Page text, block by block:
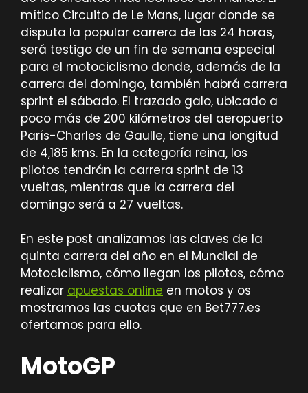
mítico Circuito de Le Mans, lugar donde se
disputa la popular carrera de las 24 horas,
será testigo de un fin de semana especial
para el motociclismo donde, además de la
carrera del domingo, también habrá carrera
sprint el sábado. El trazado galo, ubicado a
poco más de 200 kilómetros del aeropuerto
París-Charles de Gaulle, tiene una longitud
de 4,185 kms. En la categoría reina, los
pilotos tendrán la carrera sprint de 13
vueltas, mientras que la carrera del
domingo será a 27 vueltas.
En este post analizamos las claves de la
quinta carrera del año en el Mundial de
Motociclismo, cómo llegan los pilotos, cómo
realizar apuestas online en motos y os
mostramos las cuotas que en Bet777.es
ofertamos para ello.
MotoGP